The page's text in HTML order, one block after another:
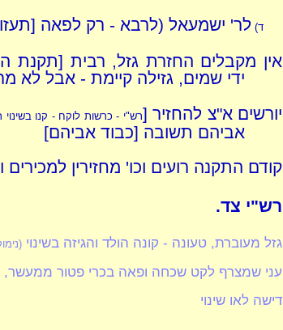
ד)לר' ישמעאל (לרבא - רק לפאה
אין מקבלים החזרת גזל, רבית [תקנת
ידי שמים, גזילה קיימת - אבל לא
יורשים א"צ להחזיר [רש"י - כרשות לוקח - קנו בשינוי
אביהם תשובה [כבוד אביהם]
קודם התקנה רועים וכו' מחזירין למכירים
רש"י צד.
גזל מעוברת, טעונה - קונה הולד והגיזה בשינוי
עני שמצרף לקט שכחה ופאה בכרי פטור ממעשר,
דישה לאו שינוי